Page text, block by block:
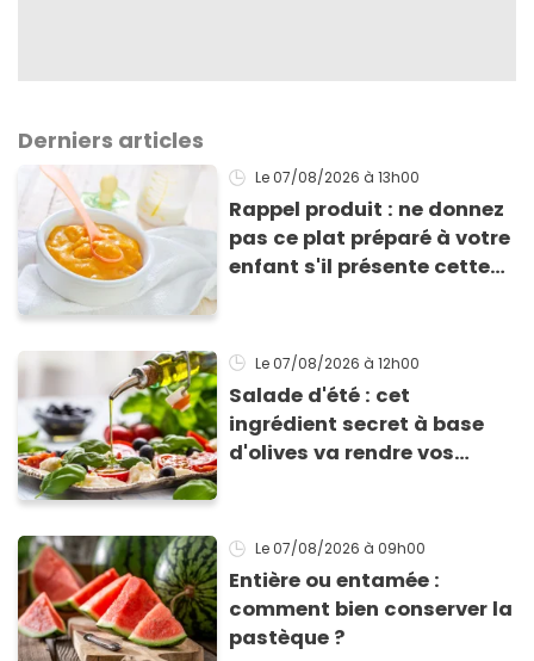
Derniers articles
Le 07/08/2026 à 13h00
Rappel produit : ne donnez
pas ce plat préparé à votre
enfant s'il présente cette
Le 07/08/2026 à 12h00
Salade d'été : cet
ingrédient secret à base
d'olives va rendre vos
Le 07/08/2026 à 09h00
Entière ou entamée :
comment bien conserver la
pastèque ?